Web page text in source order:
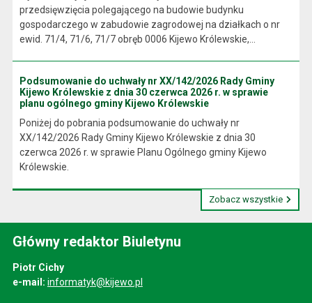
przedsięwzięcia polegającego na budowie budynku
gospodarczego w zabudowie zagrodowej na działkach o nr
ewid. 71/4, 71/6, 71/7 obręb 0006 Kijewo Królewskie,...
Podsumowanie do uchwały nr XX/142/2026 Rady Gminy
Kijewo Królewskie z dnia 30 czerwca 2026 r. w sprawie
planu ogólnego gminy Kijewo Królewskie
Poniżej do pobrania podsumowanie do uchwały nr
XX/142/2026 Rady Gminy Kijewo Królewskie z dnia 30
czerwca 2026 r. w sprawie Planu Ogólnego gminy Kijewo
Królewskie.
Zobacz wszystkie
Główny redaktor Biuletynu
Piotr Cichy
e-mail: informatyk@kijewo.pl